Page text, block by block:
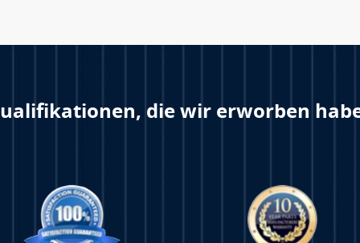
die wir erworben